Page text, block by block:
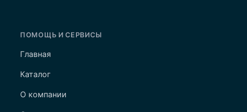
ПОМОЩЬ И СЕРВИСЫ
Главная
Каталог
О компании